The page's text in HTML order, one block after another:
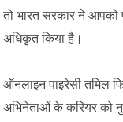
तो भारत सरकार ने
अधिकृत किया है।
ऑनलाइन पाइरेसी तमिल
अभिनेताओं के करियर को